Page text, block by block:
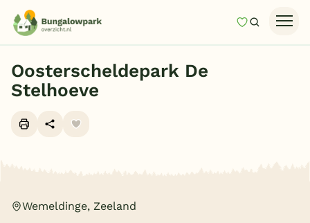
MijnZoeken
Last minutes
Vakantiepark keuzehulp
Oosterscheldepark De
Stelhoeve
Wemeldinge, Zeeland